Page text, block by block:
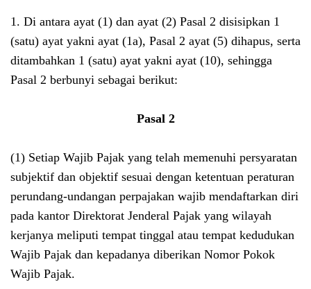
1. Di antara ayat (1) dan ayat (2) Pasal 2 disisipkan 1
(satu) ayat yakni ayat (1a), Pasal 2 ayat (5) dihapus, serta
ditambahkan 1 (satu) ayat yakni ayat (10), sehingga
Pasal 2 berbunyi sebagai berikut:
Pasal 2
(1) Setiap Wajib Pajak yang telah memenuhi persyaratan
subjektif dan objektif sesuai dengan ketentuan peraturan
perundang-undangan perpajakan wajib mendaftarkan diri
pada kantor Direktorat Jenderal Pajak yang wilayah
kerjanya meliputi tempat tinggal atau tempat kedudukan
Wajib Pajak dan kepadanya diberikan Nomor Pokok
Wajib Pajak.